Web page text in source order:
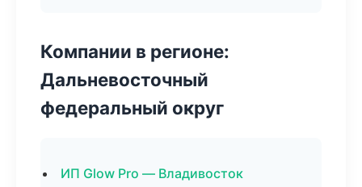
Компании в регионе:
Дальневосточный
федеральный округ
ИП Glow Pro — Владивосток